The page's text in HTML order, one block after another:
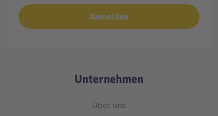
Anmelden
Unternehmen
Über uns